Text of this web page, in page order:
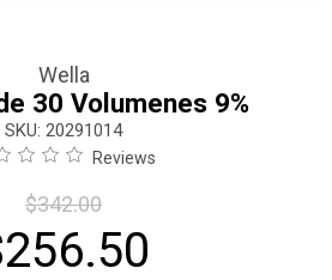
Wella
30 Volumenes 9%
: 20291014
Reviews
$342.00
256.50